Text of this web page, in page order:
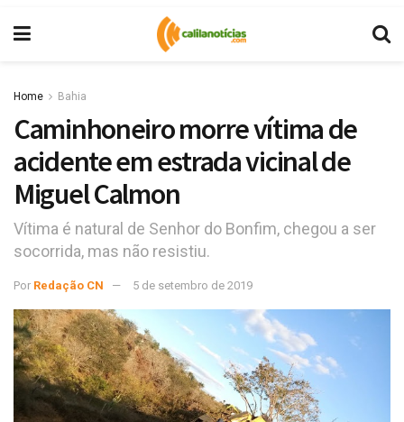
Home Bahia
Caminhoneiro morre vítima de
acidente em estrada vicinal de
Miguel Calmon
Vítima é natural de Senhor do Bonfim, chegou a ser
socorrida, mas não resistiu.
Por Redação CN 5 de setembro de 2019